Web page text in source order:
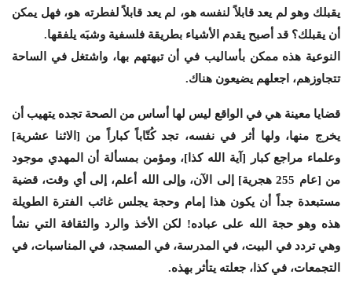
يقبلك وهو لم يعد قابلاً لنفسه هو، لم يعد قابلاً لفطرته هو، فهل يمكن
أن يقبلك؟ قد أصبح يقدم الأشياء بطريقة فلسفية وشبَه يلفقها.
النوعية هذه ممكن بأساليب في أن تبهتهم بها، واشتغل في الساحة
تتجاوزهم، اجعلهم يضيعون هناك.
قضايا معينة هي في الواقع ليس لها أساس من الصحة تجده يتهيب أن
يخرج منها، ولها أثر في نفسه، تجد كُتّاباً كباراً من [الاثنا عشرية]
وعلماء مراجع كبار [آية الله كذا]، ومؤمن بمسألة أن المهدي موجود
من [عام 255 هجرية] إلى الآن، وإلى الله أعلم، إلى أي وقت، قضية
مستبعدة جداً أن يكون هذا إمام وحجة يجلس غائب الفترة الطويلة
هذه وهو حجة الله على عباده! لكن الأخذ والرد والثقافة التي نشأ
وهي تردد في البيت، في المدرسة، في المسجد، في المناسبات، في
التجمعات، في كذا، جعلته يتأثر بهذه.